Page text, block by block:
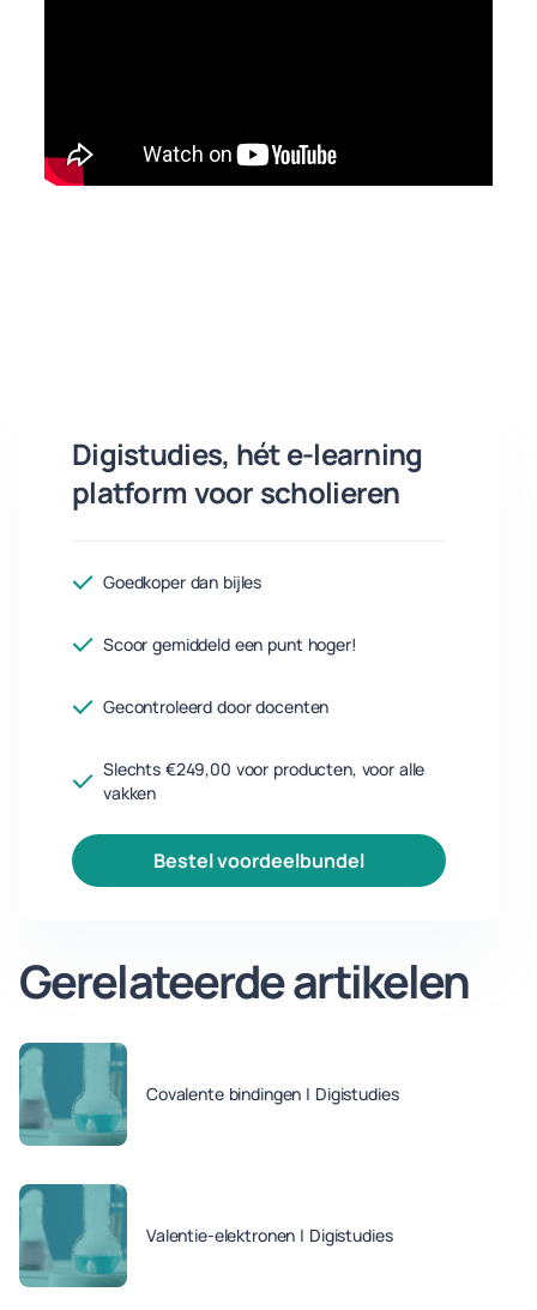
Digistudies, hét e-learning
platform voor scholieren
Goedkoper dan bijles
Scoor gemiddeld een punt hoger!
Gecontroleerd door docenten
Slechts €249,00 voor producten, voor alle
vakken
bestel voordeelbundel
Gerelateerde artikelen
Covalente bindingen | Digistudies
Valentie-elektronen | Digistudies